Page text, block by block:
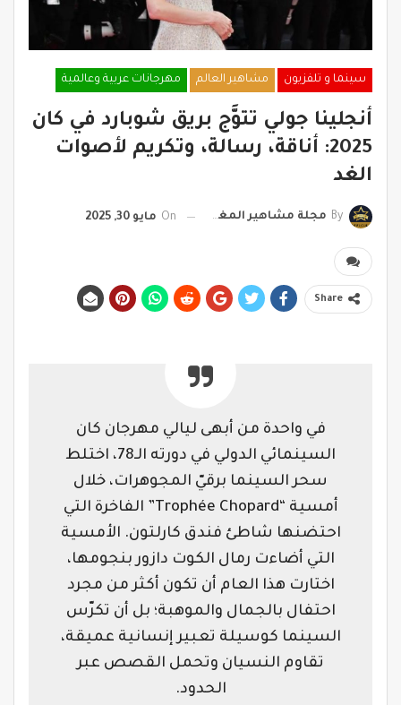
سينما و تلفزيون مشاهير العالم مهرجانات عربية وعالمية
أنجلينا جولي تتوَّج بريق شوبارد في كان
2025: أناقة، رسالة، وتكريم لأصوات
الغد
By مجلة مشاهير المغرب On مايو 30, 2025
Share
في واحدة من أبهى ليالي مهرجان كان
السينمائي الدولي في دورته الـ78، اختلط
سحر السينما برقيّ المجوهرات، خلال
أمسية “Trophée Chopard” الفاخرة التي
احتضنها شاطئ فندق كارلتون. الأمسية
التي أضاءت رمال الكوت دازور بنجومها،
اختارت هذا العام أن تكون أكثر من مجرد
احتفال بالجمال والموهبة؛ بل أن تكرّس
السينما كوسيلة تعبير إنسانية عميقة،
تقاوم النسيان وتحمل القصص عبر
الحدود.